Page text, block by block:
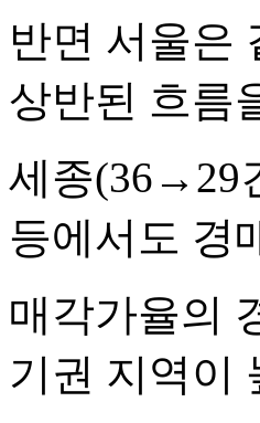
반면 서울은
상반된 흐름
세종(36→29
등에서도 경
매각가율의
기권 지역이